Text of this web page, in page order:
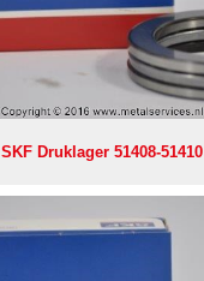
SKF Druklager 51408-51410